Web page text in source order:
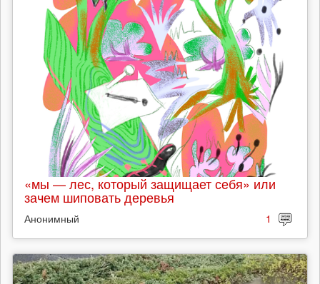
«мы — лес, который защищает себя» или
зачем шиповать деревья
Анонимный 1